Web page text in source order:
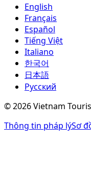
English
Français
Español
Tiếng Việt
Italiano
한국어
日本語
Русский
©2026Vietnam
Thông tin pháp lýSơ